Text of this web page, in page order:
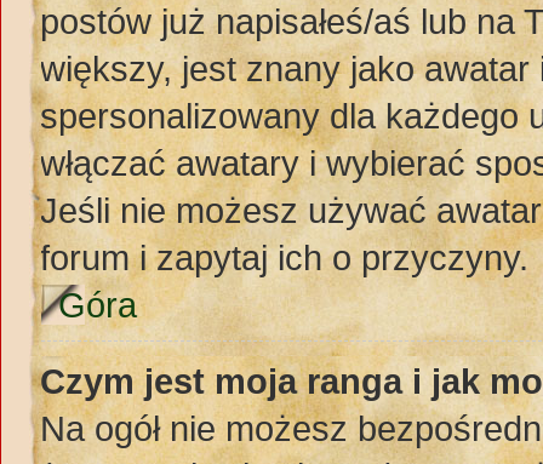
postów już napisałeś/aś lub na
większy, jest znany jako
spersonalizowany dla każdego
włączać awatary i wybierać
Jeśli nie możesz używać
forum i zapytaj ich o przyczyny.
Góra
Czym jest moja ranga i jak
Na ogół nie możesz